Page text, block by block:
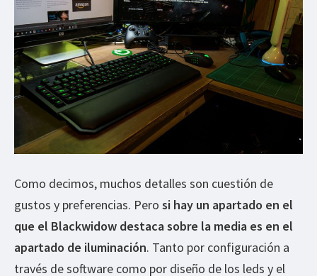
Como decimos, muchos detalles son cuestión de
gustos y preferencias. Pero si hay un apartado en el
que el Blackwidow destaca sobre la media es en el
apartado de iluminación. Tanto por configuración a
través de software como por diseño de los leds y el